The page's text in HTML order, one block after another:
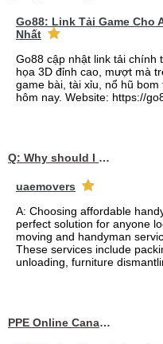
Go88: Link Tải Game Cho
Nhất
Go88 cập nhật link tải chính
họa 3D đỉnh cao, mượt mà
game bài, tài xỉu, nổ hũ
hôm nay. Website: https://
Q: Why should I choose affordable handyman movers in Dubai for my relocation and maintenance needs?
uaemovers
A: Choosing affordable
perfect solution for anyone
moving and handyman
These services include
unloading, furniture
PPE Online Canada – Bulk PPE Supplier | N95, Gloves, Masks & Medical Supplies